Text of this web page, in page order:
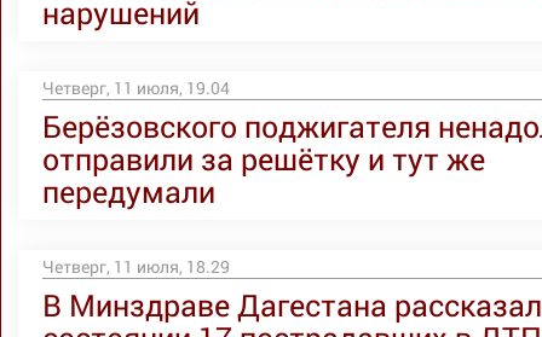
нарушений
Четверг, 11 июля, 19.04
Берёзовского поджигателя
отправили за решётку и тут же
передумали
Четверг, 11 июля, 18.29
В Минздраве Дагестана